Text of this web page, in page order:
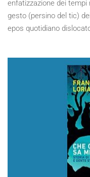
enfatizzazione dei tempi
gesto (persino del tic)
epos quotidiano